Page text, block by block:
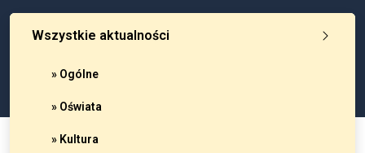
Wszystkie aktualności
» Ogólne
» Oświata
» Kultura